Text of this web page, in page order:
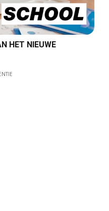
HET NIEUWE